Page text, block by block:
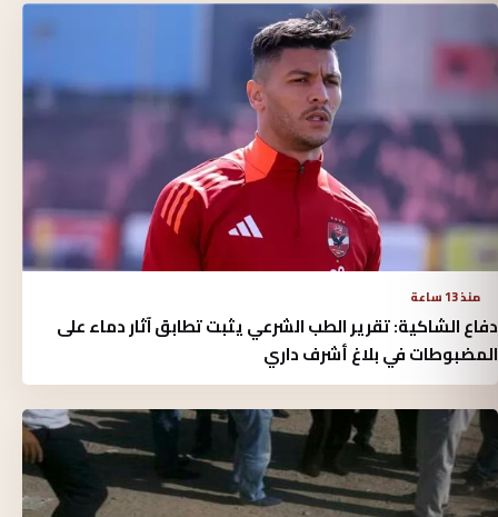
منذ 13 ساعة
دفاع الشاكية: تقرير الطب الشرعي يثبت تطابق آثار دماء على
المضبوطات في بلاغ أشرف داري